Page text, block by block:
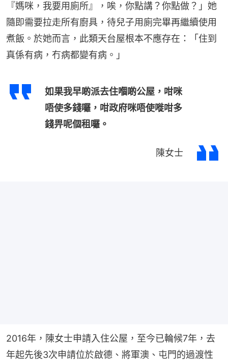
『媽咪，我要用廁所』，唉，你點講？你點做？」她
隨即需要拉走所有廚具，待兒子用廁完畢再繼續使用
煮飯。於她而言，此類天台屋根本不應存在：「住到
真係有病，冇病都變有病。」
如果我早啲派去住嗰啲公屋，咁咪
唔使多錢囉，咁政府咪唔使嘥咁多
錢畀呢個租囉。
陳女士
2016年，陳女士申請入住公屋，至今已輪候7年，去
年起先後3次申請位於啟德、將軍澳、屯門的過渡性